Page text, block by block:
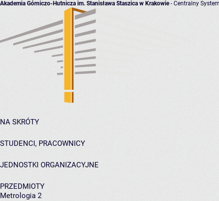
Akademia Górniczo-Hutnicza im. Stanisława Staszica w Krakowie- Centralny
NA SKRÓTY
STUDENCI, PRACOWNICY
JEDNOSTKI ORGANIZACYJNE
PRZEDMIOTY
Metrologia 2